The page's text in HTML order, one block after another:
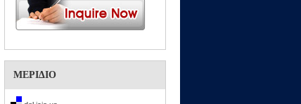
ΜΕΡΊΔΙΟ